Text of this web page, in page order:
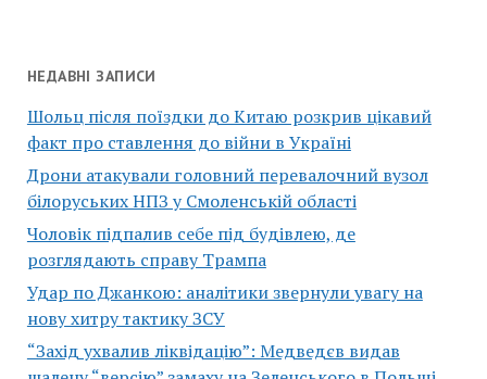
НЕДАВНІ ЗАПИСИ
Шольц після поїздки до Китаю розкрив цікавий
факт про ставлення до війни в Україні
Дрони атакували головний перевалочний вузол
білоруських НПЗ у Смоленській області
Чоловік підпалив себе під будівлею, де
розглядають справу Трампа
Удар по Джанкою: аналітики звернули увагу на
нову хитру тактику ЗСУ
“Захід ухвалив ліквідацію”: Медведєв видав